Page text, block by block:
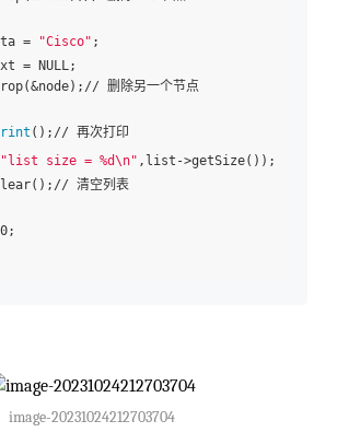
= "Cisco" ;
= NULL;
删除另一个节点
();// 再次打印
"list size = %d\n" ,list->getSize());
清空列表
image-20231024212703704